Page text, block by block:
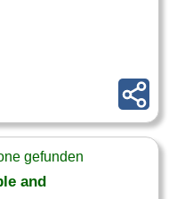
gefunden
and